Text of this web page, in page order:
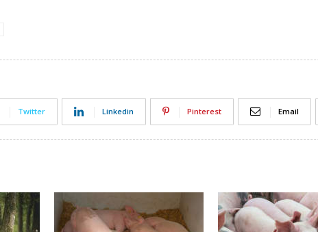
Twitter Linkedin Pinterest Email